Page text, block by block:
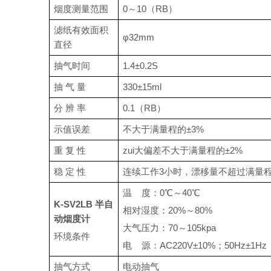
烟度测量范围 0～10（RB）
滤纸有效面积
直径
φ32mm
抽气时间 1.4±0.2S
抽 气 量 330±15ml
分 辨 率 0.1（RB）
示值误差 不大于满量程的±3%
重 复 性 zui大偏差不大于满量程的±2%
稳 定 性 连续工作3小时，漂移量不超过满量
K-SV2LB 半自
动烟度计
环境条件
温 度：0℃～40℃
相对湿度：20%～80%
大气压力：70～105kpa
电 源：AC220V±10%；50Hz±1Hz
抽气方式 电动抽气